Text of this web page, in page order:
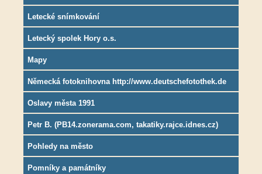
Letecké snímkování
Letecký spolek Hory o.s.
Mapy
Německá fotoknihovna http://www.deutschefotothek.de
Oslavy města 1991
Petr B. (PB14.zonerama.com, takatiky.rajce.idnes.cz)
Pohledy na město
Pomníky a památníky